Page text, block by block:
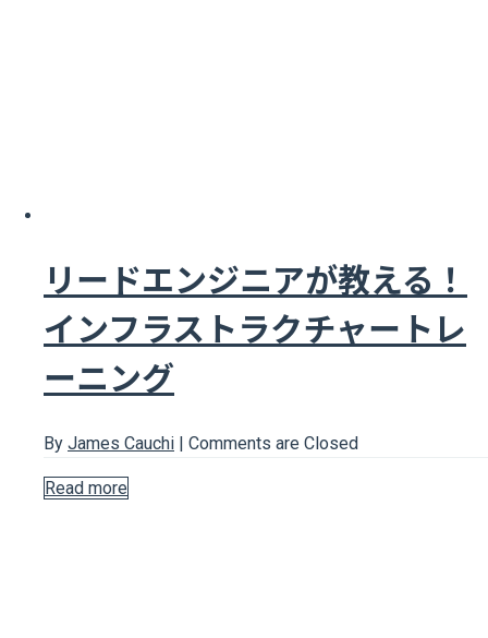
リードエンジニアが教える！
インフラストラクチャートレ
ーニング
By James Cauchi Comments are Closed
Read more